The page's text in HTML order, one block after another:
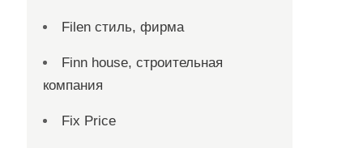
Filen стиль, фирма
Finn house, строительная
компания
Fix Price